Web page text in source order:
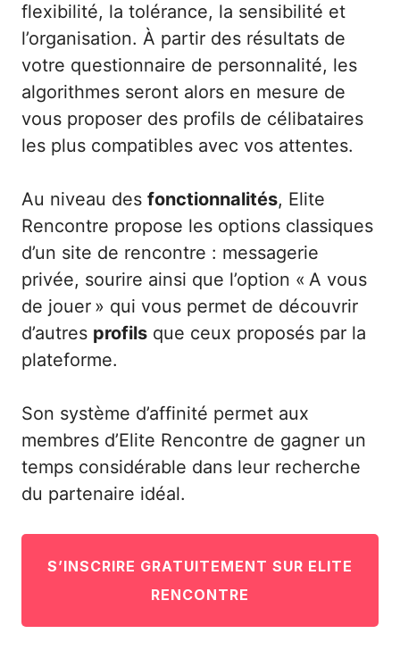
flexibilité, la tolérance, la sensibilité et
l’organisation. À partir des résultats de
votre questionnaire de personnalité, les
algorithmes seront alors en mesure de
vous proposer des profils de célibataires
les plus compatibles avec vos attentes.
Au niveau des fonctionnalités, Elite
Rencontre propose les options classiques
d’un site de rencontre : messagerie
privée, sourire ainsi que l’option « A vous
de jouer » qui vous permet de découvrir
d’autres profils que ceux proposés par la
plateforme.
Son système d’affinité permet aux
membres d’Elite Rencontre de gagner un
temps considérable dans leur recherche
du partenaire idéal.
S’INSCRIRE GRATUITEMENT SUR ELITE
RENCONTRE